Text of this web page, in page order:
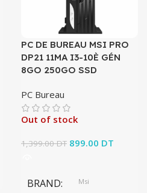
PC DE BUREAU MSI PRO
DP21 11MA I3-10È GÉN
8GO 250GO SSD
PC Bureau
Out of stock
1,399.00DT Le prix initial
899.00 DT
BRAND Msi